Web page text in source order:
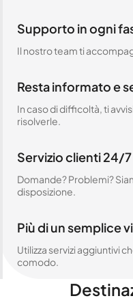
Supporto in ogni
Il nostro team ti
Resta informato e
In caso di difficoltà, ti
risolverle.
Servizio clienti 24/7
Domande? Problemi?
disposizione.
Più di un semplice
Utilizza servizi aggiuntivi
comodo.